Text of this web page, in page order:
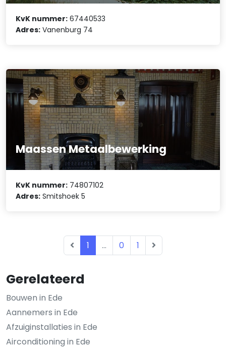
Gerelateerd
Bouwen in Ede
Aannemers in Ede
Afzuiginstallaties in Ede
Airconditioning in Ede
KvK nummer: 67440533
Adres: Vanenburg 74
Maassen Metaalbewerking
KvK nummer: 74807102
Adres: Smitshoek 5
1 ... 0 1